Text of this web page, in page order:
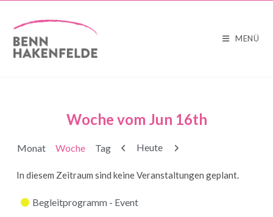
MENÜ
Woche vom Jun 16th
Monat Woche Tag Zurück
Heute Weiter
In diesem Zeitraum sind keine Veranstaltungen geplant.
Kategorien
Begleitprogramm - Event